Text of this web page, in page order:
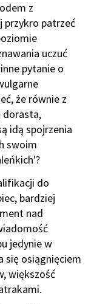
z
przykro patrzeć
uczuć
pytanie o
że równie z
dorasta,
idą spojrzenia
swoim
do
bardziej
nad
jedynie w
się osiągnięciem
większość